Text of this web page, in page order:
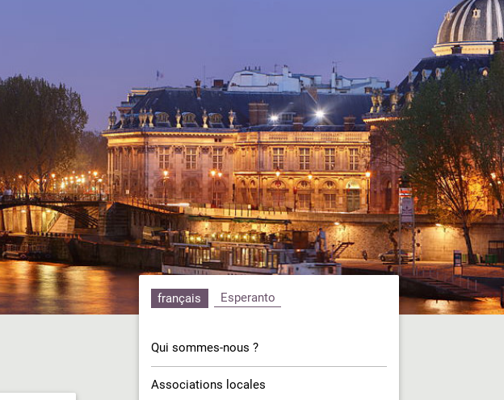
français Esperanto
Qui sommes-nous ?
Associations locales